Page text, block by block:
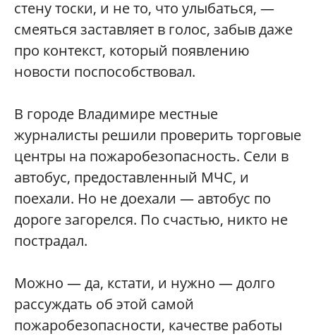
стену тоски, и не то, что улыбаться, —
смеяться заставляет в голос, забыв даже
про контекст, который появлению
новости поспособствовал.
В городе Владимире местные
журналисты решили проверить торговые
центры на пожаробезопасность. Сели в
автобус, предоставленный МЧС, и
поехали. Но не доехали — автобус по
дороге загорелся. По счастью, никто не
пострадал.
Можно — да, кстати, и нужно — долго
рассуждать об этой самой
пожаробезопасности, качестве работы